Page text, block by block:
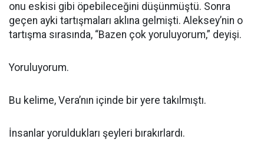
onu eskisi gibi öpebileceğini düşünmüştü. Sonra
geçen ayki tartışmaları aklına gelmişti. Aleksey’nin o
tartışma sırasında, “Bazen çok yoruluyorum,” deyişi.
Yoruluyorum.
Bu kelime, Vera’nın içinde bir yere takılmıştı.
İnsanlar yoruldukları şeyleri bırakırlardı.